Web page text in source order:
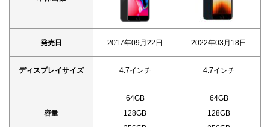
発売日 2017年09月22日 2022年03月18日
ディスプレイサイズ 4.7インチ 4.7インチ
容量
64GB
128GB
64GB
128GB